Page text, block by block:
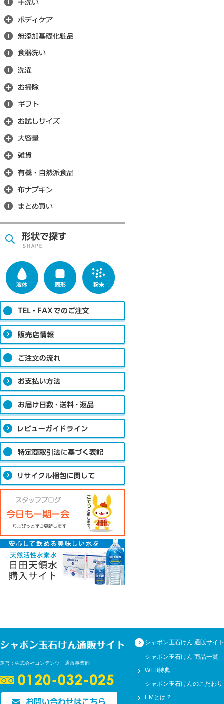
運営：株式会社コンテンツ 通販事業部
シャボン玉石けん 通販サイト
シャボン玉石けん 商品一覧
WEB特典
シャボン玉石けんのこだわり
EMとは？